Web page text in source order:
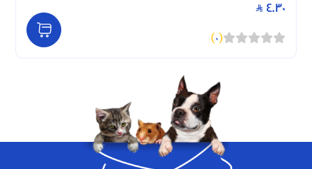
4.30
(
0
)